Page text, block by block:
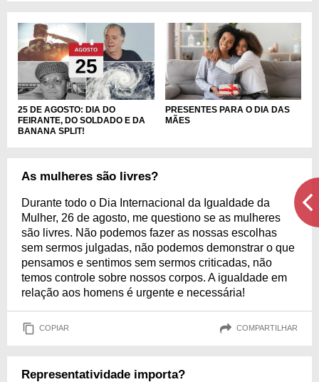
25 DE AGOSTO: DIA DO
FEIRANTE, DO SOLDADO E DA
BANANA SPLIT!
PRESENTES PARA O DIA DAS
MÃES
As mulheres são livres?
Durante todo o Dia Internacional da Igualdade da
Mulher, 26 de agosto, me questiono se as mulheres
são livres. Não podemos fazer as nossas escolhas
sem sermos julgadas, não podemos demonstrar o que
pensamos e sentimos sem sermos criticadas, não
temos controle sobre nossos corpos. A igualdade em
relação aos homens é urgente e necessária!
COPIAR COMPARTILHAR
Representatividade importa?